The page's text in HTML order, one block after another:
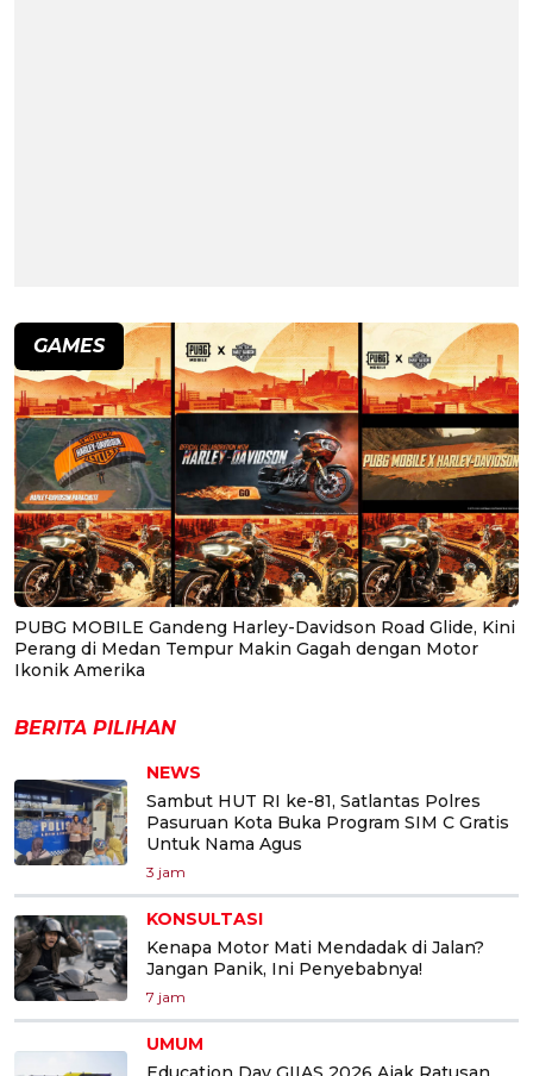
GAMES
PUBG MOBILE Gandeng Harley-Davidson Road Glide, Kini
Perang di Medan Tempur Makin Gagah dengan Motor
Ikonik Amerika
BERITA PILIHAN
NEWS
Sambut HUT RI ke-81, Satlantas Polres
Pasuruan Kota Buka Program SIM C Gratis
Untuk Nama Agus
3 jam
KONSULTASI
Kenapa Motor Mati Mendadak di Jalan?
Jangan Panik, Ini Penyebabnya!
7 jam
UMUM